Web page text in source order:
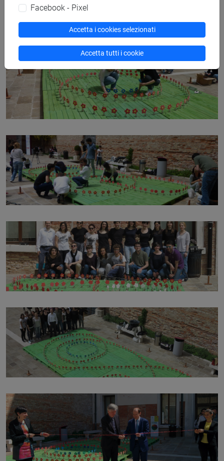
Facebook - Pixel
Accetta i cookies selezionati
Accetta tutti i cookie